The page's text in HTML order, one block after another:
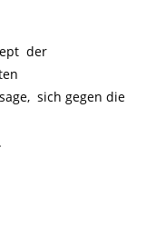
der
sich gegen die